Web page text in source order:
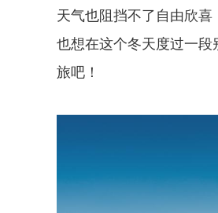
天气也阻挡不了自由欣
也想在这个冬天度过一
旅吧！